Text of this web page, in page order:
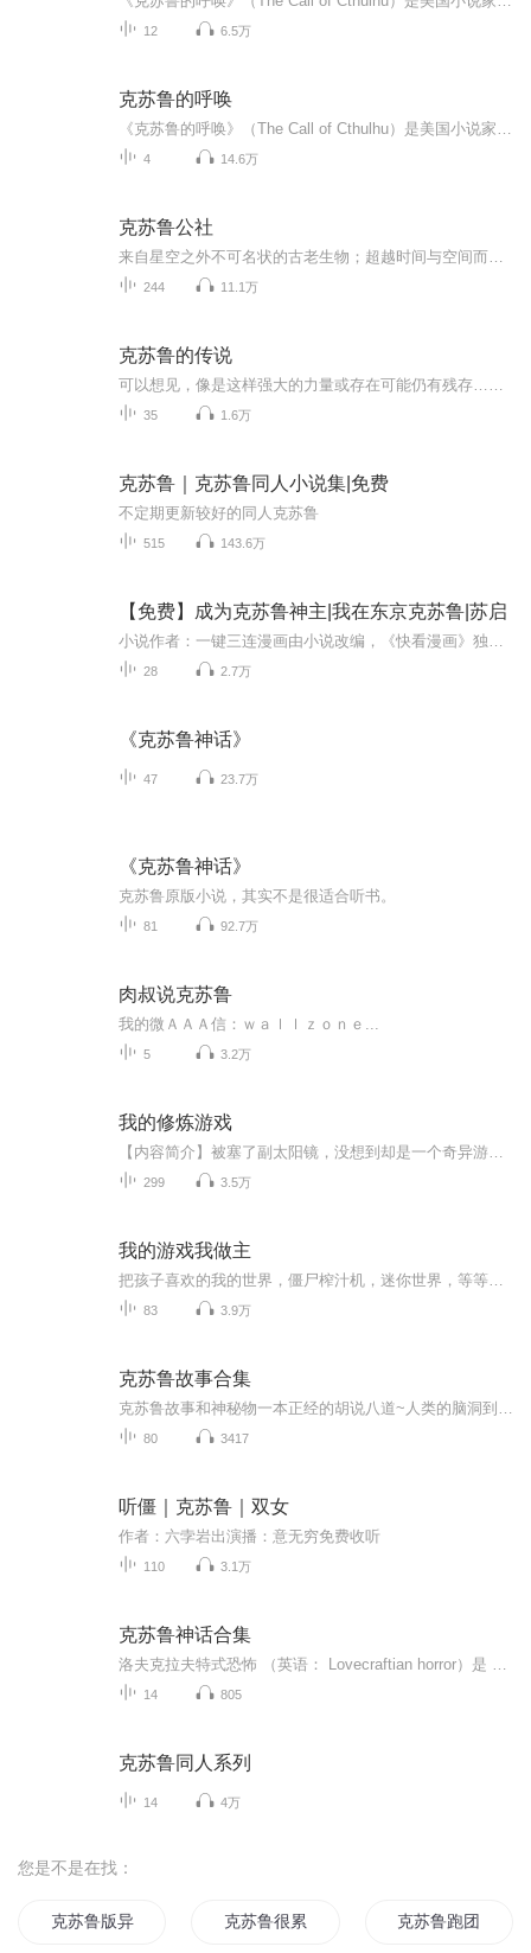
12 6.5万
克苏鲁的呼唤
4 14.6万
克苏鲁公社
244 11.1万
克苏鲁的传说
35 1.6万
克苏鲁｜克苏鲁同人小说集|免费
不定期更新较好的同人克苏鲁
515 143.6万
【免费】成为克苏鲁神主|我在东京克苏鲁|苏启
28 2.7万
《克苏鲁神话》
47 23.7万
《克苏鲁神话》
克苏鲁原版小说，其实不是很适合听书。
81 92.7万
肉叔说克苏鲁
我的微ＡＡＡ信：ｗａｌｌｚｏｎｅ...
5 3.2万
我的修炼游戏
299 3.5万
我的游戏我做主
83 3.9万
克苏鲁故事合集
80 3417
听僵｜克苏鲁｜双女
作者：六孛岩出演播：意无穷免费收听
110 3.1万
克苏鲁神话合集
14 805
克苏鲁同人系列
14 4万
您是不是在找：
克苏鲁版异人传 克苏鲁很累了 克苏鲁跑团游戏群